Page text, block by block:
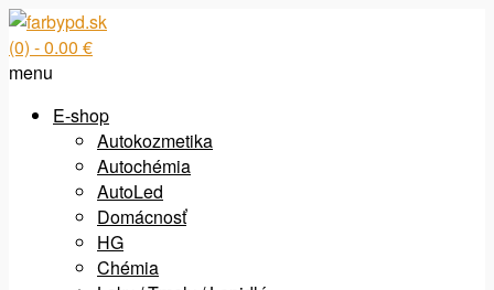
(0) - 0.00 €
menu
E-shop
Autokozmetika
Autochémia
AutoLed
Domácnosť
HG
Chémia